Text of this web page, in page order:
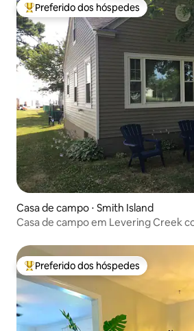
Entre os melhores preferidos dos
Preferido dos hóspedes
Casa de campo ⋅ Smith Island
Casa de campo em Levering Creek
Entre os melhores preferidos dos
Preferido dos hóspedes